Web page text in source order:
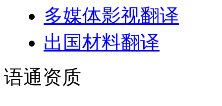
多媒体影视翻译
出国材料翻译
语通资质